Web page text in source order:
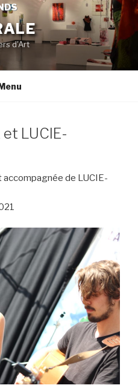
d'Art
LUCIE-
accompagnée de LUCIE-